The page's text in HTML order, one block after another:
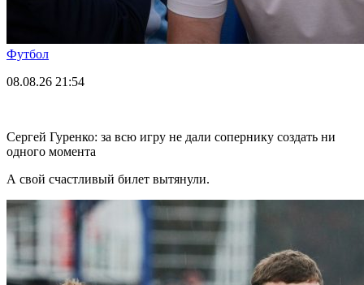
Футбол
08.08.26 21:54
Сергей Гуренко: за всю игру не дали сопернику создать ни
одного момента
А свой счастливый билет вытянули.